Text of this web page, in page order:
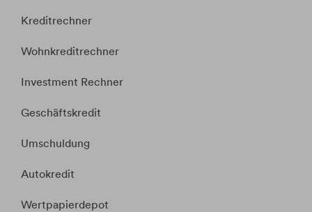
Kreditrechner
Wohnkreditrechner
Investment Rechner
Geschäftskredit
Umschuldung
Autokredit
Wertpapierdepot